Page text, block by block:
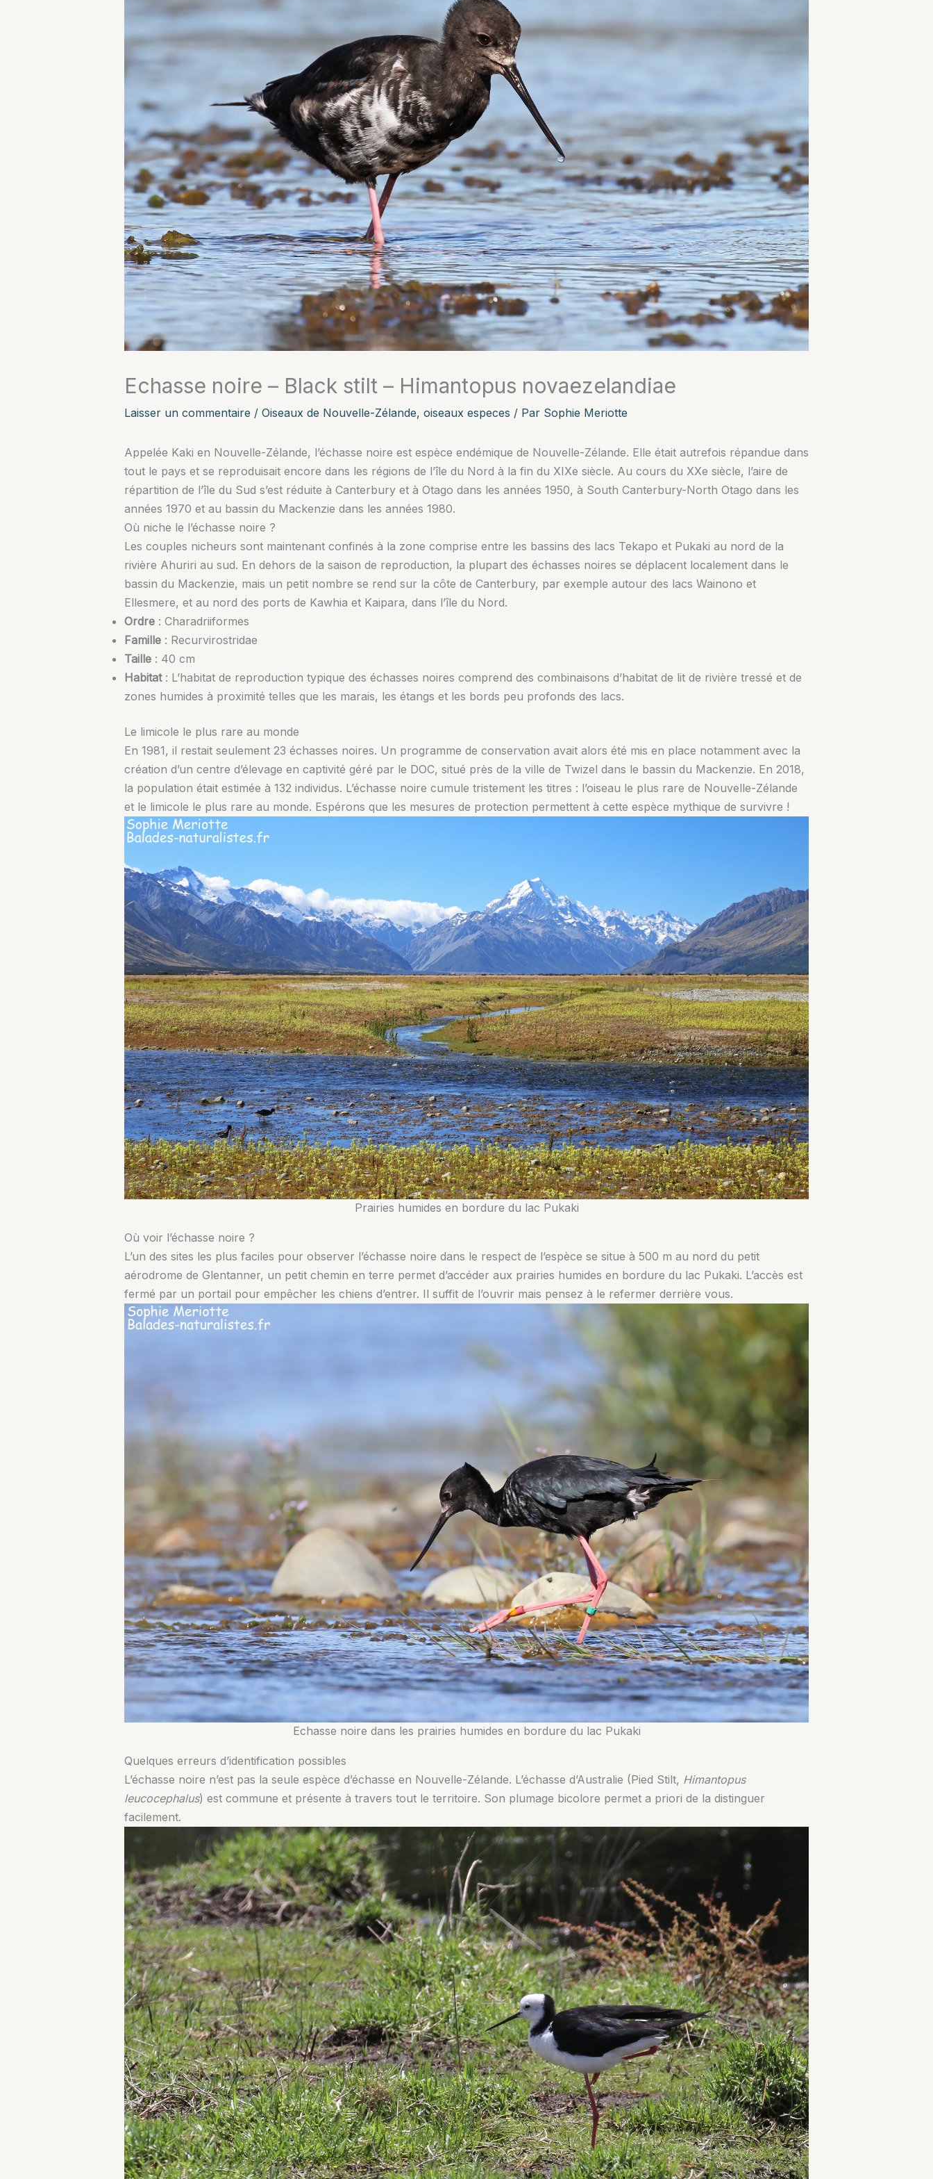
Echasse noire – Black stilt – Himantopus novaezelandiae
Laisser un commentaire / Oiseaux de Nouvelle-Zélande, oiseaux especes / Par Sophie Meriotte
Appelée Kaki en Nouvelle-Zélande, l’échasse noire est espèce endémique de Nouvelle-Zélande. Elle était autrefois répandue dans
tout le pays et se reproduisait encore dans les régions de l’île du Nord à la fin du XIXe siècle. Au cours du XXe siècle, l’aire de
répartition de l’île du Sud s’est réduite à Canterbury et à Otago dans les années 1950, à South Canterbury-North Otago dans les
années 1970 et au bassin du Mackenzie dans les années 1980.
Où niche le l’échasse noire ?
Les couples nicheurs sont maintenant confinés à la zone comprise entre les bassins des lacs Tekapo et Pukaki au nord de la
rivière Ahuriri au sud. En dehors de la saison de reproduction, la plupart des échasses noires se déplacent localement dans le
bassin du Mackenzie, mais un petit nombre se rend sur la côte de Canterbury, par exemple autour des lacs Wainono et
Ellesmere, et au nord des ports de Kawhia et Kaipara, dans l’île du Nord.
Ordre : Charadriiformes
Famille : Recurvirostridae
Taille : 40 cm
Habitat : L’habitat de reproduction typique des échasses noires comprend des combinaisons d’habitat de lit de rivière tressé et de
zones humides à proximité telles que les marais, les étangs et les bords peu profonds des lacs.
Le limicole le plus rare au monde
En 1981, il restait seulement 23 échasses noires. Un programme de conservation avait alors été mis en place notamment avec la
création d’un centre d’élevage en captivité géré par le DOC, situé près de la ville de Twizel dans le bassin du Mackenzie. En 2018,
la population était estimée à 132 individus. L’échasse noire cumule tristement les titres : l’oiseau le plus rare de Nouvelle-Zélande
et le limicole le plus rare au monde. Espérons que les mesures de protection permettent à cette espèce mythique de survivre !
Prairies humides en bordure du lac Pukaki
Où voir l’échasse noire ?
L’un des sites les plus faciles pour observer l’échasse noire dans le respect de l’espèce se situe à 500 m au nord du petit
aérodrome de Glentanner, un petit chemin en terre permet d’accéder aux prairies humides en bordure du lac Pukaki. L’accès est
fermé par un portail pour empêcher les chiens d’entrer. Il suffit de l’ouvrir mais pensez à le refermer derrière vous.
Echasse noire dans les prairies humides en bordure du lac Pukaki
Quelques erreurs d’identification possibles
L’échasse noire n’est pas la seule espèce d’échasse en Nouvelle-Zélande. L’échasse d’Australie (Pied Stilt, Himantopus
leucocephalus) est commune et présente à travers tout le territoire. Son plumage bicolore permet a priori de la distinguer
facilement.